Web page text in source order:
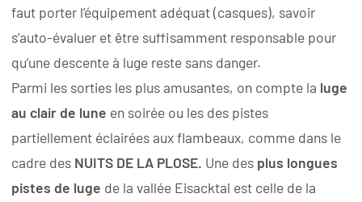
faut porter l’équipement adéquat (casques), savoir
s’auto-évaluer et être suffisamment responsable pour
qu’une descente à luge reste sans danger.
Parmi les sorties les plus amusantes, on compte la luge
au clair de lune en soirée ou les des pistes
partiellement éclairées aux flambeaux, comme dans le
cadre des NUITS DE LA PLOSE. Une des plus longues
pistes de luge de la vallée Eisacktal est celle de la